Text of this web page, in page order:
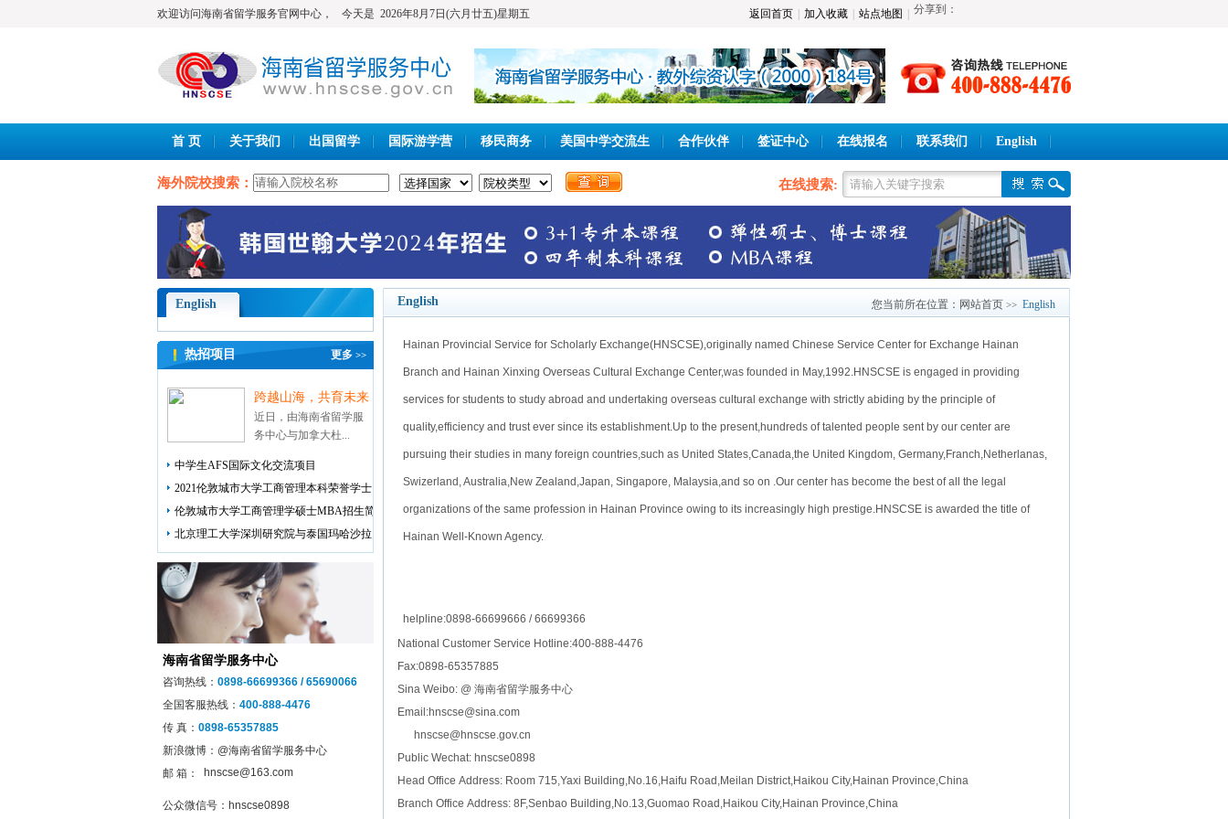
欢迎访问海南省留学服务官网中心， 今天是 2026年8月7日(六月廿五)星期五 返回首页 加入收藏 站点地图 分享到：
首 页 关于我们 出国留学 国际游学营 移民商务 美国中学交流生 合作伙伴 签证中心 在线报名 联系我们 English
海外院校搜索： 在线搜索:
English
热招项目 更多 >>
跨越山海，共育未来
近日，由海南省留学服
务中心与加拿大杜...
中学生AFS国际文化交流项目
2021伦敦城市大学工商管理本科荣誉学士
伦敦城市大学工商管理学硕士MBA招生简
北京理工大学深圳研究院与泰国玛哈沙拉
海南省留学服务中心
咨询热线： 0898-66699366 / 65690066
全国客服热线： 400-888-4476
传 真： 0898-65357885
新浪微博： @海南省留学服务中心
邮 箱：
hnscse@163.com
公众微信号： hnscse0898
English 您当前所在位置： 网站首页 >> English
Hainan Provincial Service for Scholarly Exchange(HNSCSE),originally named Chinese Service Center for Exchange Hainan
Branch and Hainan Xinxing Overseas Cultural Exchange Center,was founded in May,1992.HNSCSE is engaged in providing
services for students to study abroad and undertaking overseas cultural exchange with strictly abiding by the principle of
quality,efficiency and trust ever since its establishment.Up to the present,hundreds of talented people sent by our center are
pursuing their studies in many foreign countries,such as United States,Canada,the United Kingdom, Germany,Franch,Netherlanas,
Swizerland, Australia,New Zealand,Japan, Singapore, Malaysia,and so on .Our center has become the best of all the legal
organizations of the same profession in Hainan Province owing to its increasingly high prestige.HNSCSE is awarded the title of
Hainan Well-Known Agency.
helpline:0898-66699666 / 66699366
National Customer Service Hotline:400-888-4476
Fax:0898-65357885
Sina Weibo: @ 海南省留学服务中心
Email:hnscse@sina.com
hnscse@hnscse.gov.cn
Public Wechat: hnscse0898
Head Office Address: Room 715,Yaxi Building,No.16,Haifu Road,Meilan District,Haikou City,Hainan Province,China
Branch Office Address: 8F,Senbao Building,No.13,Guomao Road,Haikou City,Hainan Province,China